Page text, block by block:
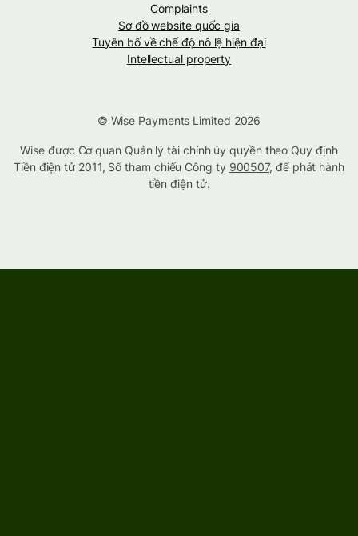
Complaints
Sơ đồ website quốc gia
Tuyên bố về chế độ nô lệ hiện đại
Intellectual property
© Wise Payments Limited 2026
Wise được Cơ quan Quản lý tài chính ủy quyền theo Quy định
Tiền điện tử 2011, Số tham chiếu Công ty 900507, để phát hành
tiền điện tử.